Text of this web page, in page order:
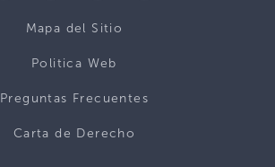
Mapa del Sitio
Politica Web
Preguntas Frecuentes
Carta de Derecho